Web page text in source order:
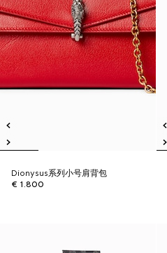
Dionysus系列小号肩背包
€ 1.800